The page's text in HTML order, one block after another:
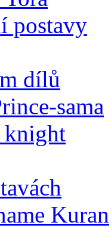
postavy
dílů
sama
knight
Kuran